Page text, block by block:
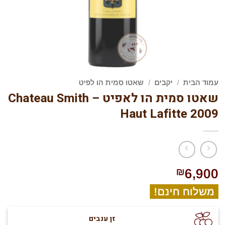
עמוד הבית / יקבים / שאטו סמית הו לפיט
שאטו סמית הו לאפיט – Chateau Smith
Haut Lafitte 2009
₪6,900
משלוח חינם!
זן ענבים